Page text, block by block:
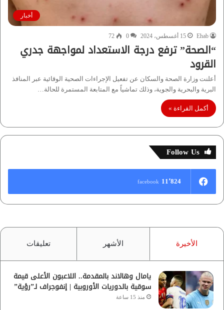
أخبار
Ehab 15 أغسطس، 2024 0
72
“الصحة” ترفع درجة الاستعداد لمواجهة جدري
القرود
أعلنت وزارة الصحة والسكان عن تفعيل الإجراءات الصحية الوقائية عبر المنافذ
البرية والبحرية والجوية، وذلك تماشياً مع المتابعة المستمرة للحالة…
أكمل القراءة »
Follow Us
11٬824 facebook
الأخيرة الأشهر تعليقات
يامال وهالاند بالمقدمة.. اللاعبون الأعلى قيمة
سوقية بالدوريات الأوروبية | إنفوجراف لـ”رؤية”
منذ 15 ساعة